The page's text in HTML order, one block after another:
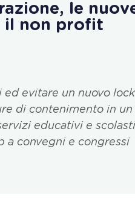
le
il non profit
ed evitare un nuovo
di contenimento in
educativi e
a convegni e congressi